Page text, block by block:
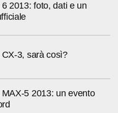
2013: foto, dati e un
CX-3, sarà così?
MAX-5 2013: un evento